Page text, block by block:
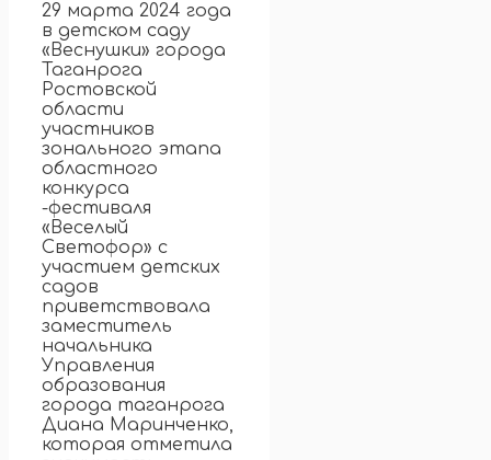
29 марта 2024 года
в детском саду
«Веснушки» города
Таганрога
Ростовской
области
участников
зонального этапа
областного
конкурса
-фестиваля
«Веселый
Светофор» с
участием детских
садов
приветствовала
заместитель
начальника
Управления
образования
города таганрога
Диана Маринченко,
которая отметила